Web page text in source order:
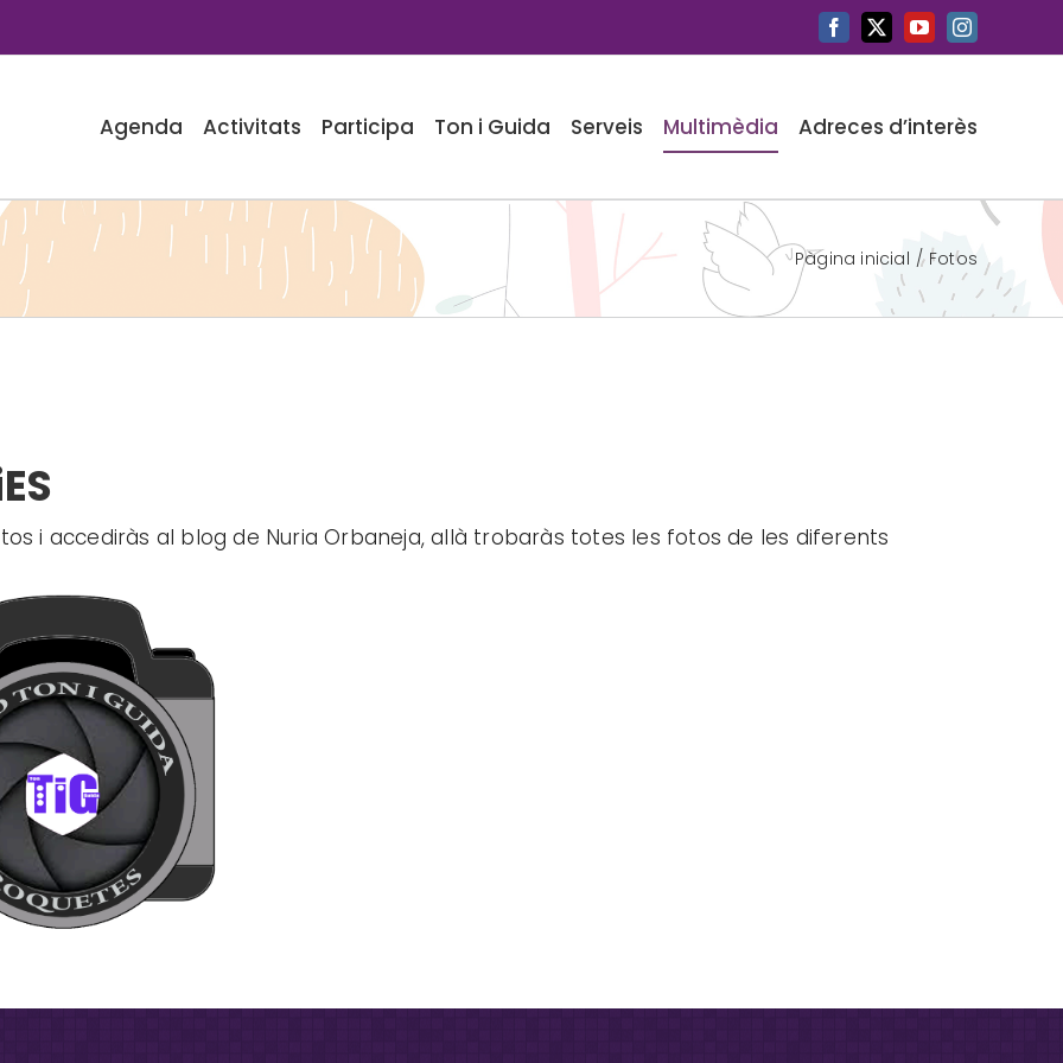
Facebook
X YouTubeInstagram
Agenda Activitats Participa Ton i Guida Serveis Multimèdia Adreces d’interès
Pàgina inicial Fotos
i accediràs al blog de Nuria Orbaneja, allà trobaràs totes les fotos de les diferents